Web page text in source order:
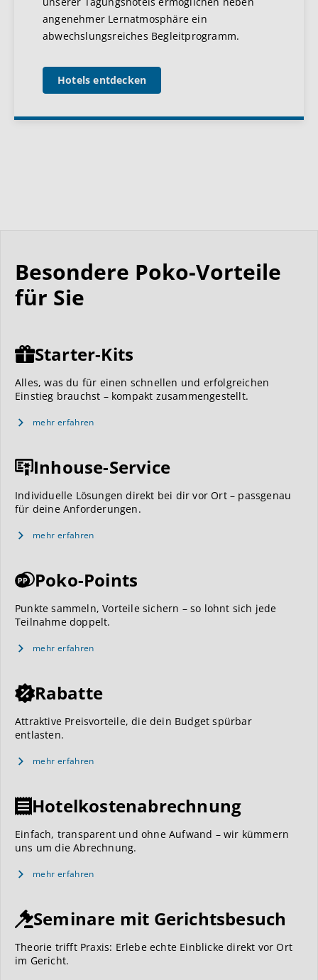
angenehmer Lernatmosphäre ein
abwechslungsreiches Begleitprogramm.
Hotels entdecken
Besondere Poko-Vorteile
für Sie
Starter-Kits
Alles, was du für einen schnellen und erfolgreichen
Einstieg brauchst – kompakt zusammengestellt.
mehr erfahren
Inhouse-Service
Individuelle Lösungen direkt bei dir vor Ort – passgenau
für deine Anforderungen.
mehr erfahren
Poko-Points
Punkte sammeln, Vorteile sichern – so lohnt sich jede
Teilnahme doppelt.
mehr erfahren
Rabatte
Attraktive Preisvorteile, die dein Budget spürbar
entlasten.
mehr erfahren
Hotelkostenabrechnung
Einfach, transparent und ohne Aufwand – wir kümmern
uns um die Abrechnung.
mehr erfahren
Seminare mit Gerichtsbesuch
Theorie trifft Praxis: Erlebe echte Einblicke direkt vor Ort
im Gericht.